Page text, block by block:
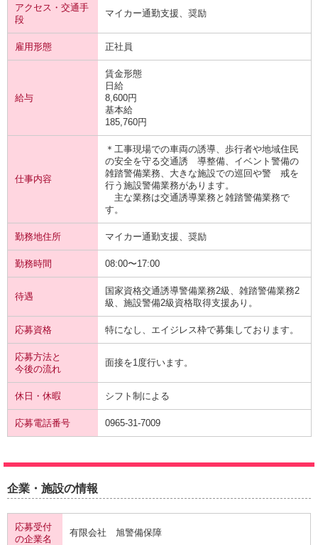
アクセス・交通手
段
マイカー通勤支援、奨励
雇用形態 正社員
給与
賃金形態
日給
8,600円
基本給
185,760円
仕事内容
＊工事現場での車両の誘導、歩行者や地域住民
の安全を守る交通誘 導整備、イベント警備の
雑踏警備業務、大きな施設での巡回や警 戒を
行う施設警備業務があります。
主な業務は交通誘導業務と雑踏警備業務で
す。
勤務地住所 マイカー通勤支援、奨励
勤務時間 08:00〜17:00
待遇
国家資格交通誘導警備業務2級、雑踏警備業務2
級、施設警備2級資格取得支援あり。
応募資格 特になし、エイジレス枠で募集しております。
応募方法と
今後の流れ
面接を1度行います。
休日・休暇 シフト制による
応募電話番号 0965-31-7009
企業・施設の情報
応募受付
の企業名
有限会社 旭警備保障